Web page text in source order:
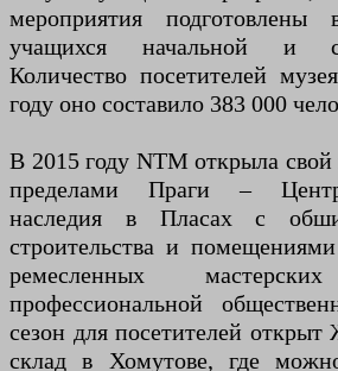
мероприятия
учащихся начальной и
Количество посетителей
году оно составило 383 000
В 2015 году NTM открыла
пределами Праги – Центр
наследия в Пласах с
строительства и
ремесленных
профессиональной
сезон для посетителей
склад в Хомутове, где